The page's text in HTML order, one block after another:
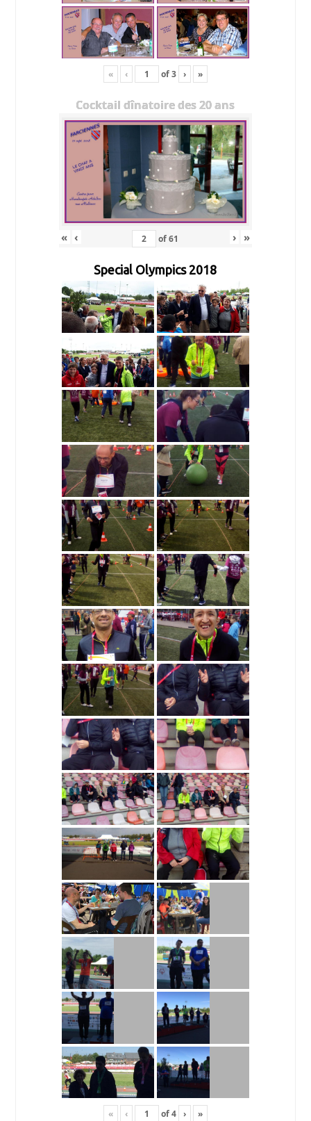
« ‹ of3 › »
Cocktail dînatoire des 20 ans
« ‹ of61 › »
Special Olympics 2018
« ‹ of4 › »